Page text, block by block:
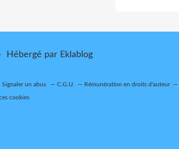
Hébergé par Eklablog
Signaler un abus C.G.U. Rémunération en droits d'auteur
cookies